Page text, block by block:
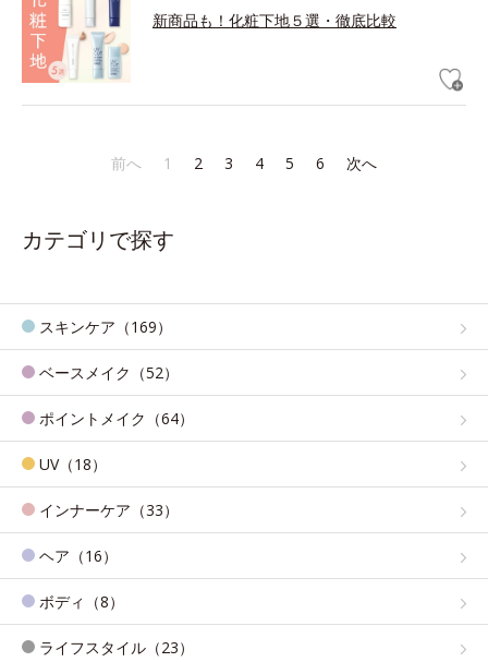
新商品も！化粧下地５選・徹底比較
前へ 1 2 3 4 5 6 次へ
カテゴリで探す
スキンケア（169）
ベースメイク（52）
ポイントメイク（64）
UV（18）
インナーケア（33）
ヘア（16）
ボディ（8）
ライフスタイル（23）